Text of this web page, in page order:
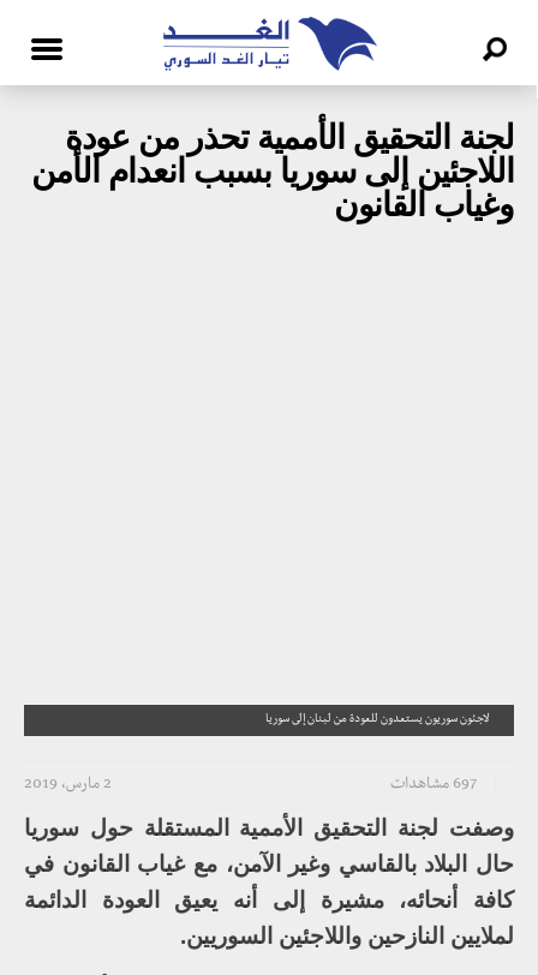
لجنة التحقيق الأممية تحذر من عودة
اللاجئين إلى سوريا بسبب انعدام الأمن
وغياب القانون
لاجئون سوريون يستعدون للعودة من لبنان إلى سوريا
2 مارس، 2019 697 مشاهدات
وصفت لجنة التحقيق الأممية المستقلة حول سوريا
حال البلاد بالقاسي وغير الآمن، مع غياب القانون في
كافة أنحائه، مشيرة إلى أنه يعيق العودة الدائمة
لملايين النازحين واللاجئين السوريين.